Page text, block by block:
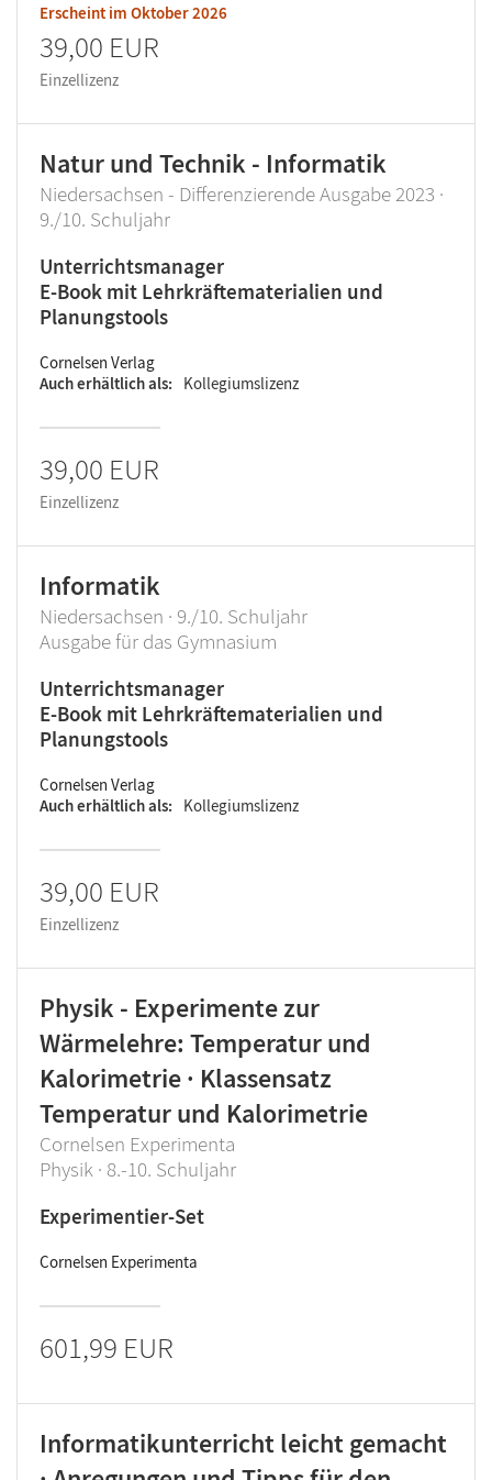
Erscheint im Oktober 2026
39,00 EUR
Einzellizenz
Natur und Technik - Informatik
Niedersachsen - Differenzierende Ausgabe 2023 ·
9./10. Schuljahr
Unterrichtsmanager
E-Book mit Lehrkräftematerialien und
Planungstools
Cornelsen Verlag
Auch erhältlich als
Kollegiumslizenz
39,00 EUR
Einzellizenz
Informatik
Niedersachsen · 9./10. Schuljahr
Ausgabe für das Gymnasium
Unterrichtsmanager
E-Book mit Lehrkräftematerialien und
Planungstools
Cornelsen Verlag
Auch erhältlich als
Kollegiumslizenz
39,00 EUR
Einzellizenz
Physik - Experimente zur
Wärmelehre: Temperatur und
Kalorimetrie · Klassensatz
Temperatur und Kalorimetrie
Cornelsen Experimenta
Physik · 8.-10. Schuljahr
Experimentier-Set
Cornelsen Experimenta
601,99 EUR
Informatikunterricht leicht gemacht